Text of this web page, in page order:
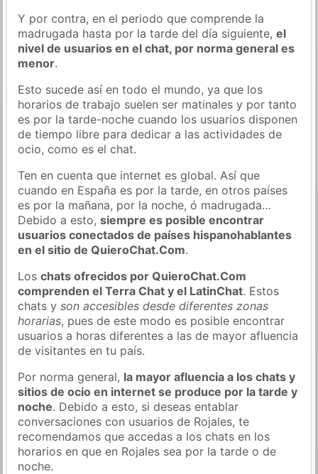
Y por contra, en el periodo que comprende la
madrugada hasta por la tarde del día siguiente,el
nivel de usuarios en el chat, por norma general es
menor.
Esto sucede así en todo el mundo, ya que los
horarios de trabajo suelen ser matinales y por tanto
es por la tarde-noche cuando los usuarios disponen
de tiempo libre para dedicar a las actividades de
ocio, como es el chat.
Ten en cuenta que internet es global. Así que
cuando en España es por la tarde, en otros países
es por la mañana, por la noche, ó madrugada…
Debido a esto,siempre es posible encontrar
usuarios conectados de países hispanohablantes
en el sitio de QuieroChat.Com.
Loschats ofrecidos por QuieroChat.Com
comprenden el Terra Chat y el LatinChat. Estos
chats yson accesibles desde diferentes zonas
horarias, pues de este modo es posible encontrar
usuarios a horas diferentes a las de mayor afluencia
de visitantes en tu país.
Por norma general, la mayor afluencia a los chats y
sitios de ocio en internet se produce por la tarde y
noche. Debido a esto, si deseas entablar
conversaciones con usuarios de Rojales, te
recomendamos que accedas a los chats en los
horarios en que en Rojales sea por la tarde o de
noche.